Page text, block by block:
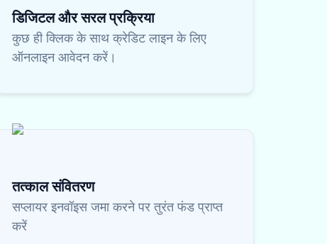
डिजिटल और सरल प्रक्रिया
कुछ ही क्लिक के साथ क्रेडिट लाइन के लिए
ऑनलाइन आवेदन करें।
तत्काल संवितरण
सप्लायर इनवॉइस जमा करने पर तुरंत फंड प्राप्त
करें